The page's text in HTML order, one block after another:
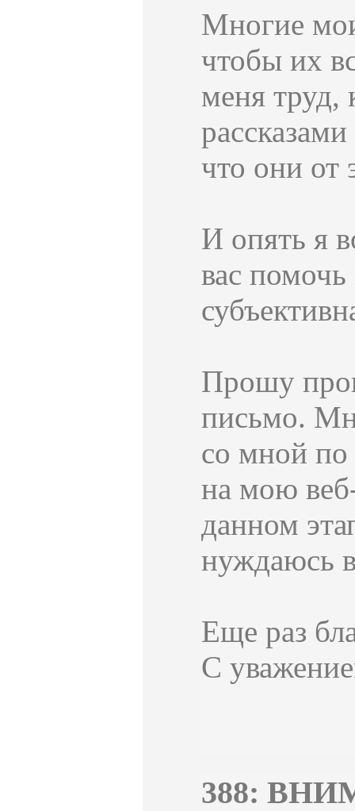
Многие
чтобы их
меня труд,
что они от
И опять я
вас
Прошу
письмо.
со мной по
на мою
данном
нуждаюсь
Еще раз
С
388: